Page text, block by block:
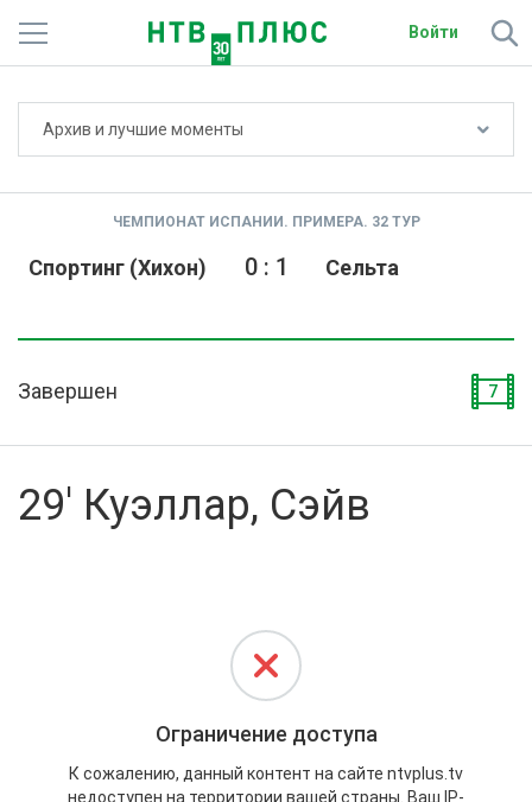
Войти
Спорт
О сайте
Архив и лучшие моменты
ЧЕМПИОНАТ ИСПАНИИ. ПРИМЕРА. 32 ТУР
Спортинг (Хихон) Сельта
0: 1
Завершен 7
29' Куэллар, Сэйв